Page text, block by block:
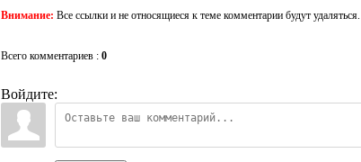
Внимание: Все ссылки и не относящиеся к теме комментарии будут удаляться.
Всего комментариев : 0
Войдите: